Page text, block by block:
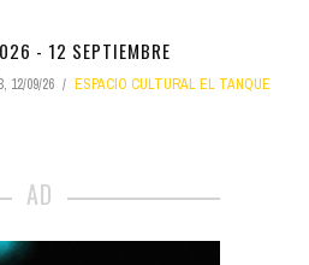
- 12 SEPTIEMBRE
12/09/26 ESPACIO CULTURAL EL TANQUE
AD